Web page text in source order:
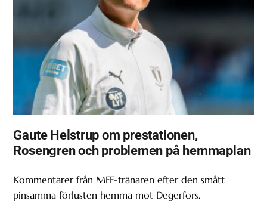
Gaute Helstrup om prestationen,
Rosengren och problemen på hemmaplan
Kommentarer från MFF-tränaren efter den smått
pinsamma förlusten hemma mot Degerfors.